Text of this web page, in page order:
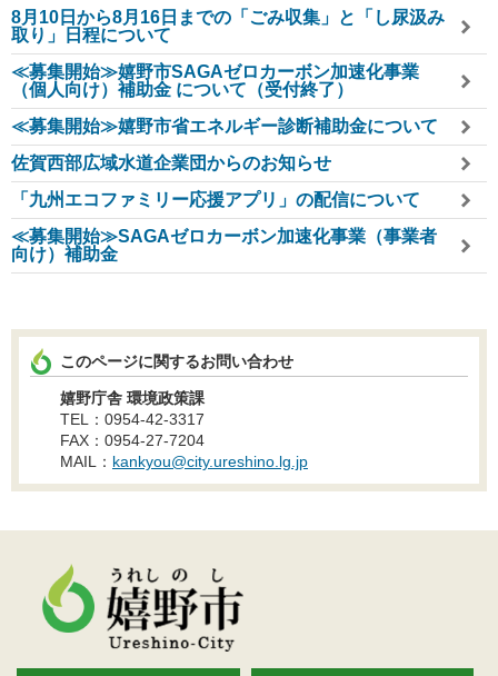
8月10日から8月16日までの「ごみ収集」と「し尿汲み
取り」日程について
≪募集開始≫嬉野市SAGAゼロカーボン加速化事業
（個人向け）補助金 について（受付終了）
≪募集開始≫嬉野市省エネルギー診断補助金について
佐賀西部広域水道企業団からのお知らせ
「九州エコファミリー応援アプリ」の配信について
≪募集開始≫SAGAゼロカーボン加速化事業（事業者
向け）補助金
このページに関するお問い合わせ
嬉野庁舎 環境政策課
TEL：0954-42-3317
FAX：0954-27-7204
MAIL： kankyou@city.ureshino.lg.jp